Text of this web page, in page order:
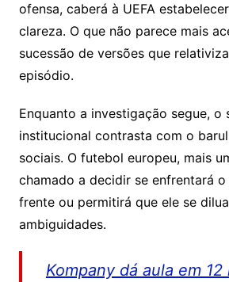
ofensa, caberá à UEFA
clareza. O que não parece mais
sucessão de versões que
episódio.
Enquanto a investigação segue, o
institucional contrasta com o
sociais. O futebol europeu, mais
chamado a decidir se enfrentará
frente ou permitirá que ele se
ambiguidades.
Kompany dá aula em